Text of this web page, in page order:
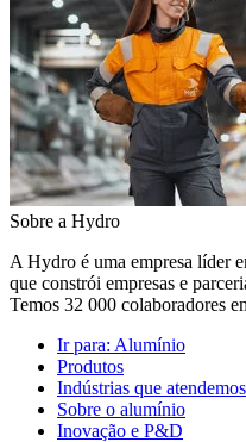
Sobre a Hydro
A Hydro é uma empresa líder
que constrói empresas e
Temos 32 000 colaboradores
Ir para: Alumínio
Produtos
Indústrias que atendemos
Sobre o alumínio
Inovação e P&D